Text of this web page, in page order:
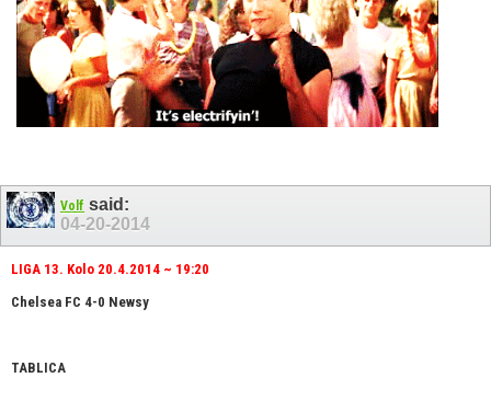
Volf said:
04-20-2014
LIGA 13. Kolo 20.4.2014 ~ 19:20
Chelsea FC 4-0 Newsy
TABLICA